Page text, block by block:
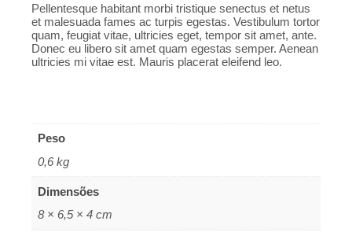
Pellentesque habitant morbi tristique senectus et netus
et malesuada fames ac turpis egestas. Vestibulum tortor
quam, feugiat vitae, ultricies eget, tempor sit amet, ante.
Donec eu libero sit amet quam egestas semper. Aenean
ultricies mi vitae est. Mauris placerat eleifend leo.
Peso
0,6 kg
Dimensões
8 × 6,5 × 4 cm